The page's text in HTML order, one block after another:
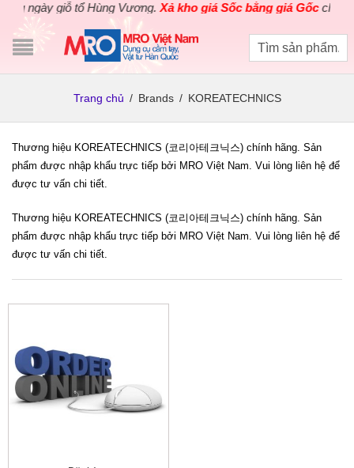
ngày giỗ tổ Hùng Vương.Xả kho giá Sốc bằng giá Gốccho các
Trang chủ / Brands / KOREATECHNICS
Thương hiệu KOREATECHNICS (코리아테크닉스) chính hãng. Sản
phẩm được nhập khẩu trực tiếp bởi MRO Việt Nam. Vui lòng liên hệ để
được tư vấn chi tiết.
Thương hiệu KOREATECHNICS (코리아테크닉스) chính hãng. Sản
phẩm được nhập khẩu trực tiếp bởi MRO Việt Nam. Vui lòng liên hệ để
được tư vấn chi tiết.